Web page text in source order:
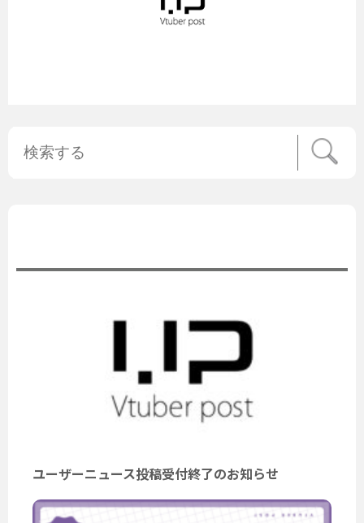
ユーザーニュース投稿受付終了のお知らせ